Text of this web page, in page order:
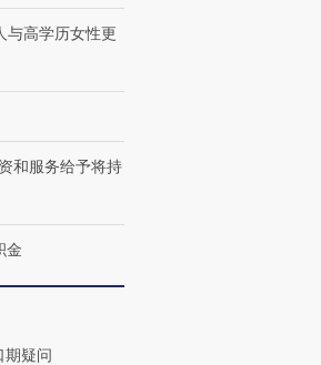
与高学历女性更
和服务给予将持
金
期疑问